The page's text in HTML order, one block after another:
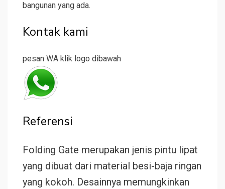
bangunan yang ada.
Kontak kami
pesan WA klik logo dibawah
Referensi
Folding Gate merupakan jenis pintu lipat
yang dibuat dari material besi-baja ringan
yang kokoh. Desainnya memungkinkan